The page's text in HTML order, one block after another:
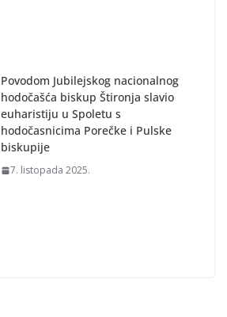
Povodom Jubilejskog nacionalnog
hodočašća biskup Štironja slavio
euharistiju u Spoletu s
hodočasnicima Porečke i Pulske
biskupije
7. listopada 2025.